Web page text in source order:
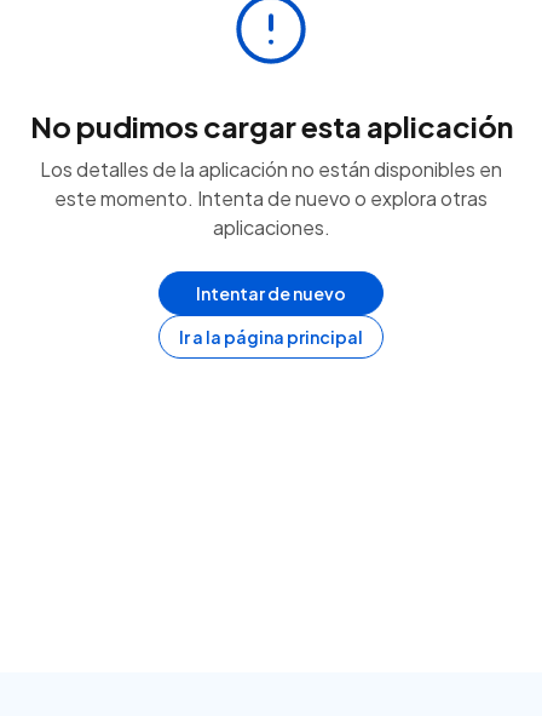
No pudimos cargar esta aplicación
Los detalles de la aplicación no están disponibles en
este momento. Intenta de nuevo o explora otras
aplicaciones.
Intentar de nuevo
Ir a la página principal